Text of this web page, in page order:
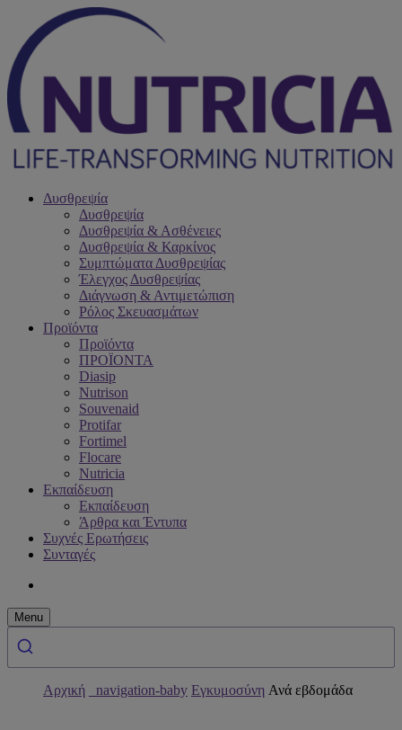
Δυσθρεψία
Δυσθρεψία
Δυσθρεψία & Ασθένειες
Δυσθρεψία & Καρκίνος
Συμπτώματα Δυσθρεψίας
Έλεγχος Δυσθρεψίας
Διάγνωση & Αντιμετώπιση
Ρόλος Σκευασμάτων
Προϊόντα
Προϊόντα
ΠΡΟΪΟΝΤΑ
Diasip
Nutrison
Souvenaid
Protifar
Fortimel
Flocare
Nutricia
Εκπαίδευση
Εκπαίδευση
Άρθρα και Έντυπα
Συχνές Ερωτήσεις
Συνταγές
Menu
Αρχική _navigation-baby Εγκυμοσύνη Ανά εβδομάδα